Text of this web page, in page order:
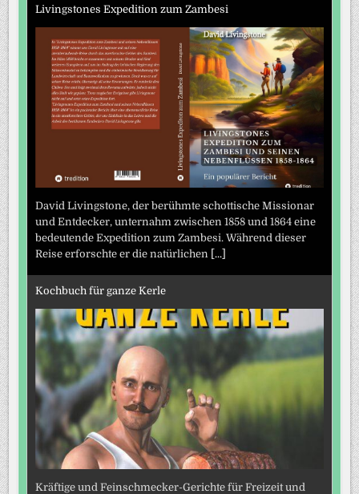
Livingstones Expedition zum Zambesi
David Livingstone, der berühmte schottische Missionar
und Entdecker, unternahm zwischen 1858 und 1864 eine
bedeutende Expedition zum Zambesi. Während dieser
Reise erforschte er die natürlichen
[...]
Kochbuch für ganze Kerle
Kräftige und Feinschmecker-Gerichte für Freizeit und